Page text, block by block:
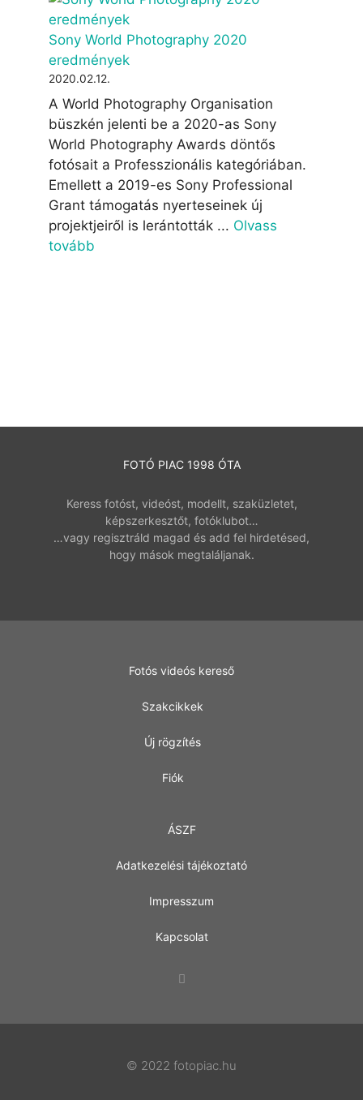
Sony World Photography 2020
eredmények
2020.02.12.
A World Photography Organisation
büszkén jelenti be a 2020-as Sony
World Photography Awards döntős
fotósait a Professzionális kategóriában.
Emellett a 2019-es Sony Professional
Grant támogatás nyerteseinek új
projektjeiről is lerántották ... Olvass
tovább
FOTÓ PIAC 1998 ÓTA
Keress fotóst, videóst, modellt, szaküzletet,
képszerkesztőt, fotóklubot…
…vagy regisztráld magad és add fel hirdetésed,
hogy mások megtaláljanak.
Fotós videós kereső
Szakcikkek
Új rögzítés
Fiók
ÁSZF
Adatkezelési tájékoztató
Impresszum
Kapcsolat
© 2022 fotopiac.hu